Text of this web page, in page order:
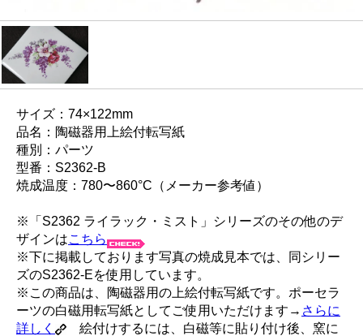
サイズ：74×122mm
品名：陶磁器用上絵付転写紙
種別：パーツ
型番：S2362-B
焼成温度：780〜860°C（メーカー参考値）
※「S2362 ライラック・ミスト」シリーズのその他のデ
ザインはこちら
※下に掲載しております写真の焼成見本では、同シリー
ズのS2362-Eを使用しています。
※この商品は、陶磁器用の上絵付転写紙です。ポーセラ
ーツの白磁用転写紙としてご使用いただけます→ さらに
詳しく
絵付けするには、白磁等に貼り付け後、窯に